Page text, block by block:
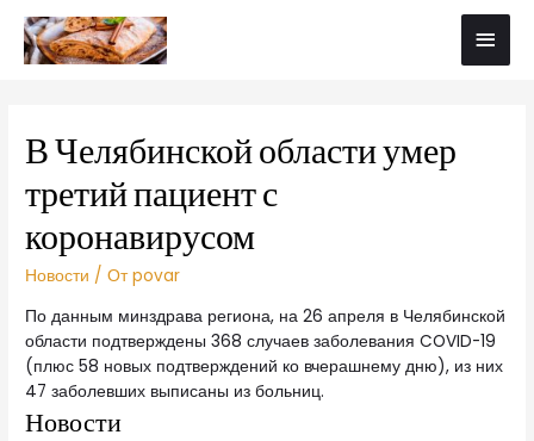
В Челябинской области умер
третий пациент с
коронавирусом
Новости / От povar
По данным минздрава региона, на 26 апреля в Челябинской
области подтверждены 368 случаев заболевания COVID-19
(плюс 58 новых подтверждений ко вчерашнему дню), из них
47 заболевших выписаны из больниц.
Новости